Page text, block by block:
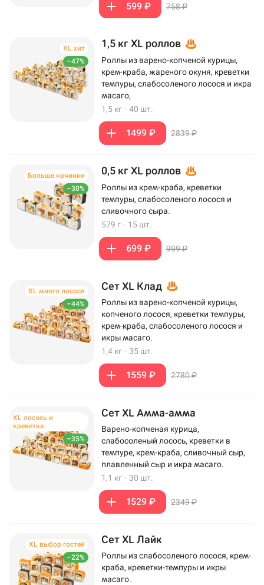
599 ₽ 758 ₽
–47%
XL хит 1,5 кг XL роллов
Роллы из варено-копченой курицы,
крем-краба, жареного окуня, креветки
темпуры, слабосоленого лосося и икра
масаго,
1,5 кг · 40 шт.
1499 ₽ 2839 ₽
–30%
Больше начинки 0,5 кг XL роллов
Роллы из крем-краба, креветки
темпуры, слабосоленого лосося и
сливочного сыра.
579 г · 15 шт.
699 ₽ 999 ₽
–44%
XL много лосося Сет XL Клад
Роллы из варено-копченой курицы,
копченого лосося, креветки темпуры,
крем-краба, слабосоленого лосося и
икры масаго.
1,4 кг · 35 шт.
1559 ₽ 2780 ₽
–35%
XL лосось и
креветка
Сет XL Амма-амма
Варено-копченая курица,
слабосоленый лосось, креветки в
темпуре, крем-краба, сливочный сыр,
плавленный сыр и икра масаго.
1,1 кг · 30 шт.
1529 ₽ 2349 ₽
–22%
XL выбор гостей Сет XL Лайк
Роллы из слабосоленого лосося, крем-
краба, креветки-темпуры и икры
масаго.